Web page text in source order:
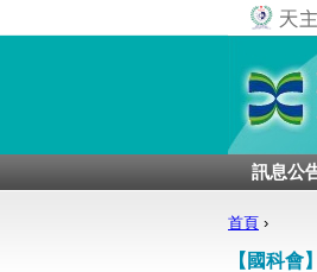
訊息公
您在這裡
首頁 ›
【國科